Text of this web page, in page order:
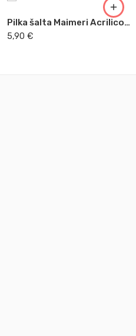
Pilka šalta Maimeri Acrilico, 200 ml (510)
5,90 €